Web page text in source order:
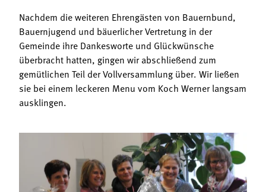
Nachdem die weiteren Ehrengästen von Bauernbund,
Bauernjugend und bäuerlicher Vertretung in der
Gemeinde ihre Dankesworte und Glückwünsche
überbracht hatten, gingen wir abschließend zum
gemütlichen Teil der Vollversammlung über. Wir ließen
sie bei einem leckeren Menu vom Koch Werner langsam
ausklingen.